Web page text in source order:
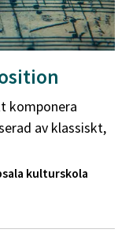
komponera
av klassiskt,
kulturskola